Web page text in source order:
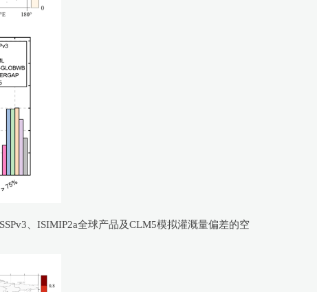
、ISIMIP2a全球产品及CLM5模拟灌溉量偏差的空